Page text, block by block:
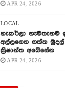
APR 24, 2026
LOCAL
හැකර්ලා හැමතැනම
අල්ලගෙන ගත්ත
ක්‍රිෂාන්ත අබේසේන
APR 24, 2026